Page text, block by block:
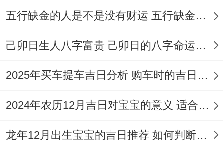
2026年8月10日星期一
甲子五行:土 十二神：定执位 值神：金匮
（黄道吉日）
彭祖百忌：丁不剃头 巳不远行
五行缺金的人是不是没有财运 五行缺金的人命运好不好
己卯日生人八字富贵 己卯日的八字命运如何
2025年买车提车吉日分析 购车时的吉日与禁忌
2024年农历12月吉日对宝宝的意义 适合龙年宝宝出生的日子有哪些
龙年12月出生宝宝的吉日推荐 如何判断吉日是否适合宝宝